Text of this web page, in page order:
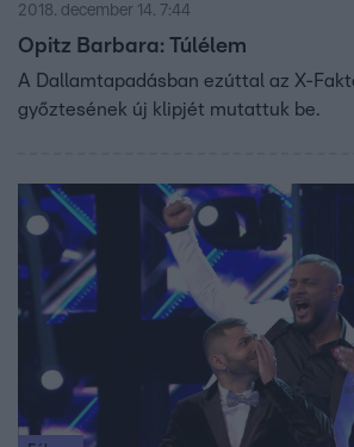
2018. december 14. 7:44
Opitz Barbara: Túlélem
A Dallamtapadásban ezúttal az X-
győztesének új klipjét mutattuk be.